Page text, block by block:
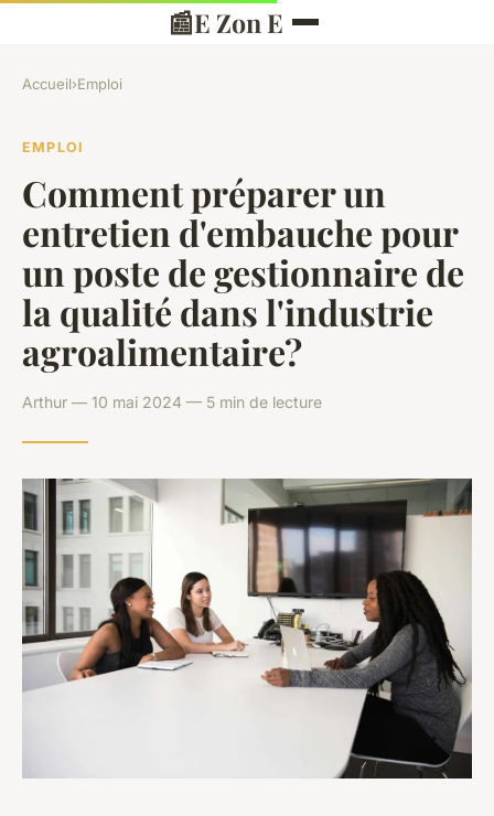
📰E Zon E
Accueil›Emploi
EMPLOI
Comment préparer un
entretien d'embauche pour
un poste de gestionnaire de
la qualité dans l'industrie
agroalimentaire?
Arthur — 10 mai 2024 — 5 min de lecture